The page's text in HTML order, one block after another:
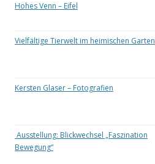
Hohes Venn – Eifel
Vielfältige Tierwelt im heimischen Garten
Kersten Glaser – Fotografien
Ausstellung: Blickwechsel „Faszination
Bewegung“